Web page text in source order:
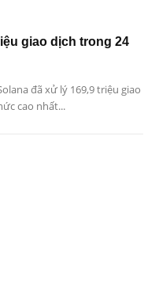
giao dịch trong 24
đã xử lý 169,9 triệu giao
cao nhất...